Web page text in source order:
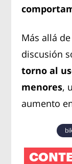
Más allá
discusión
torno al
menores,
aumento